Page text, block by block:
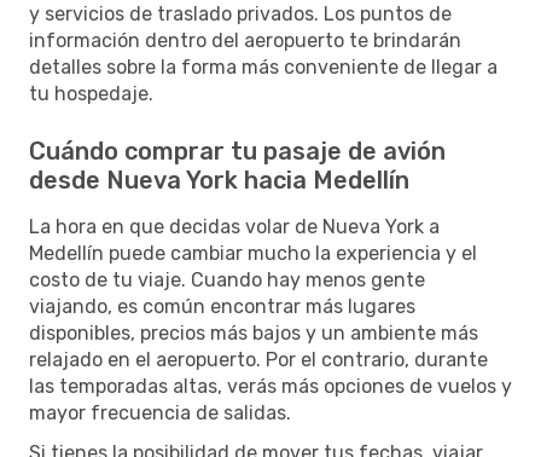
y servicios de traslado privados. Los puntos de
información dentro del aeropuerto te brindarán
detalles sobre la forma más conveniente de llegar a
tu hospedaje.
Cuándo comprar tu pasaje de avión
desde Nueva York hacia Medellín
La hora en que decidas volar de Nueva York a
Medellín puede cambiar mucho la experiencia y el
costo de tu viaje. Cuando hay menos gente
viajando, es común encontrar más lugares
disponibles, precios más bajos y un ambiente más
relajado en el aeropuerto. Por el contrario, durante
las temporadas altas, verás más opciones de vuelos y
mayor frecuencia de salidas.